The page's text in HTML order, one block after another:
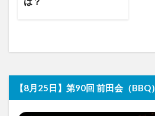
【8月25日】第90回 前田会（BBQ）